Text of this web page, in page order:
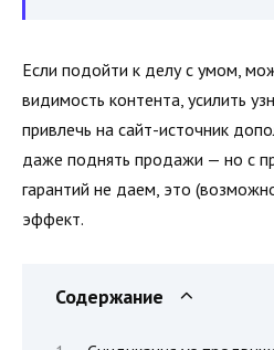
Если подойти к делу с умом,
видимость контента, усилить
привлечь на сайт-источник
даже поднять продажи — но с
гарантий не даем, это
эффект.
Содержание